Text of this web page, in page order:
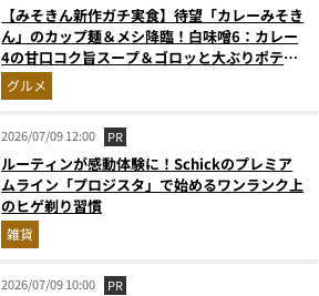
【みそきん新作ガチ実食】待望「カレーみそき
ん」のカップ麺＆メシ降臨！白味噌6：カレー
4の甘口コク旨スープ＆ゴロッと大ぶりポテト
に歓喜
グルメ
2026/07/09 12:00 PR
ルーティンが感動体験に！Schickのプレミア
ムライン「プロジスタ」で始めるワンランク上
のヒゲ剃り習慣
雑貨
2026/07/09 10:00 PR